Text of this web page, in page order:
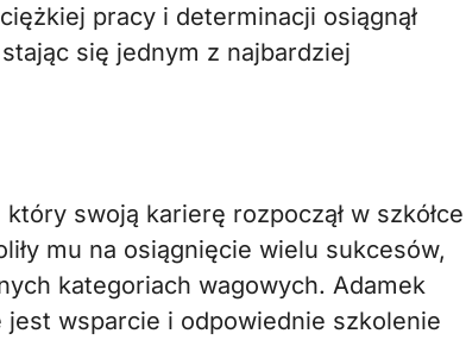
pracy i determinacji osiągnął
się jednym z najbardziej
swoją karierę rozpoczął w szkółce
mu na osiągnięcie wielu sukcesów,
kategoriach wagowych. Adamek
jest wsparcie i odpowiednie szkolenie